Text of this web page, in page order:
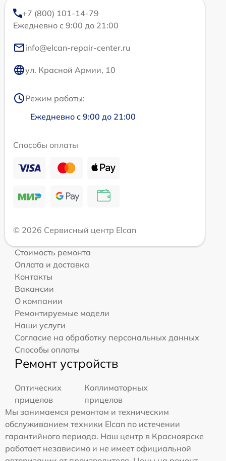
+7 (800) 101-14-79
Ежедневно с 9:00 до 21:00
info@elcan-repair-center.ru
ул. Красной Армии, 10
Режим работы:
Ежедневно с 9:00 до 21:00
Способы оплаты
© 2026 Сервисный центр Elcan
Стоимость ремонта
Оплата и доставка
Контакты
Вакансии
О компании
Ремонтируемые модели
Наши услуги
Согласие на обработку персональных данных
Способы оплаты
Ремонт устройств
Оптических
прицелов
Коллиматорных
прицелов
Мы занимаемся ремонтом и техническим
обслуживанием техники Elcan по истечении
гарантийного периода. Наш центр в Красноярске
работает независимо и не имеет официальной